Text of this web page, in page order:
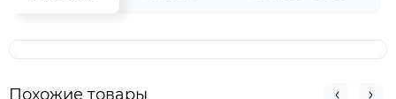
Похожие товары